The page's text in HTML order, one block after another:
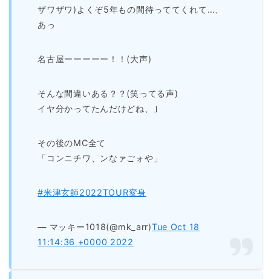
ザワザワ)よくぞ5年もの間待っててくれて…、
あっ
名古屋ーーーーー！！(大声)
そんな間違いある？？(笑ってる声)
イヤ分かってたんだけどね、｣
その後のMC全て
「コンニチワ、ンなァごォや」
#米津玄師2022TOUR変身
— マッキー1018(@mk_arr)Tue Oct 18
11:14:36 +0000 2022